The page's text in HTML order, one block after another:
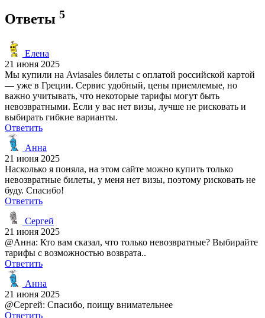
Ответы 5
Елена
21 июня 2025
Мы купили на Aviasales билеты с оплатой российской картой
— уже в Греции. Сервис удобный, цены приемлемые, но
важно учитывать, что некоторые тарифы могут быть
невозвратными. Если у вас нет визы, лучше не рисковать и
выбирать гибкие варианты.
Ответить
Анна
21 июня 2025
Насколько я поняла, на этом сайте можно купить только
невозвратные билеты, у меня нет визы, поэтому рисковать не
буду. Спасибо!
Ответить
Сергей
21 июня 2025
@Анна: Кто вам сказал, что только невозвратные? Выбирайте
тарифы с возможностью возврата..
Ответить
Анна
21 июня 2025
@Сергей: Спасибо, поищу внимательнее
Ответить